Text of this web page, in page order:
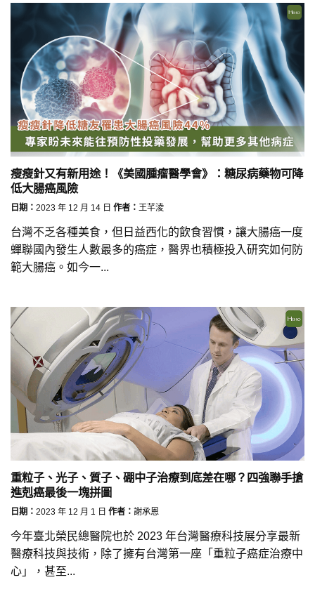
瘦瘦針又有新用途！《美國腫瘤醫學會》：糖尿病藥物可降
低大腸癌風險
日期： 2023 年 12 月 14 日 作者： 王芊淩
台灣不乏各種美食，但日益西化的飲食習慣，讓大腸癌一度
蟬聯國內發生人數最多的癌症，醫界也積極投入研究如何防
範大腸癌。如今一...
重粒子、光子、質子、硼中子治療到底差在哪？四強聯手搶
進剋癌最後一塊拼圖
日期： 2023 年 12 月 1 日 作者： 謝承恩
今年臺北榮民總醫院也於 2023 年台灣醫療科技展分享最新
醫療科技與技術，除了擁有台灣第一座「重粒子癌症治療中
心」，甚至...